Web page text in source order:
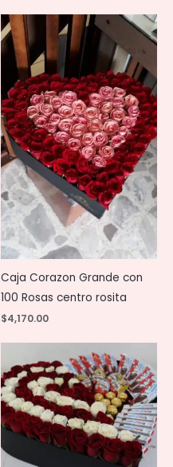
Caja Corazon Grande con
100 Rosas centro rosita
$4,170.00